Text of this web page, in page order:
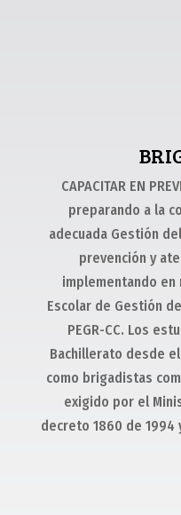
CAPACITAR EN
preparando a la
adecuada Gestión
prevención y
implementando
Escolar de Gestión
PEGR-CC. Los
Bachillerato desde
como brigadistas
exigido por el
decreto 1860 de 1994